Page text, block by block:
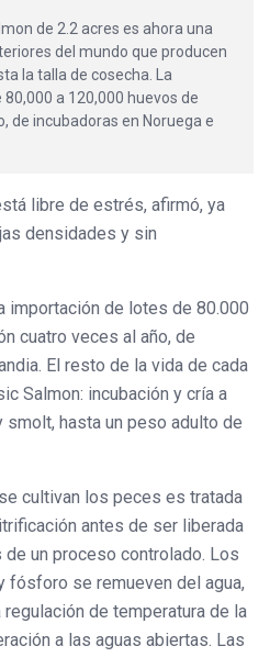
de 2.2 acres es ahora una
del mundo que producen
la talla de cosecha. La
a 120,000 huevos de
de incubadoras en Noruega e
libre de estrés, afirmó, ya
densidades y sin
importación de lotes de 80.000
cuatro veces al año, de
El resto de la vida de cada
Salmon: incubación y cría a
smolt, hasta un peso adulto de
cultivan los peces es tratada
antes de ser liberada
un proceso controlado. Los
fósforo se remueven del agua,
de temperatura de la
a las aguas abiertas. Las